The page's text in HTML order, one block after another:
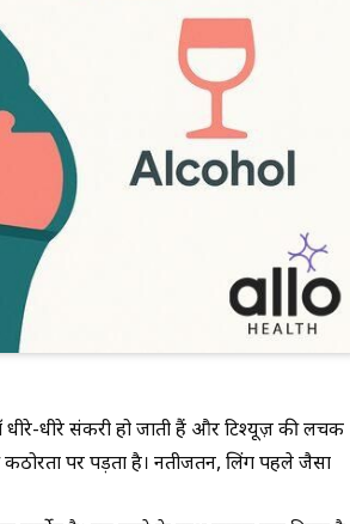
धीरे संकरी हो जाती हैं और टिश्यूज़ की लचक
पर पड़ता है। नतीजतन, लिंग पहले जैसा